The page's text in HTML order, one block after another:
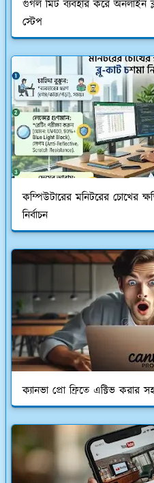
গুগল মিট ব্যবহার করে অনলাইন
স্টেপ
কম্পিউটারের মনিটরের চোখের
নির্বাচন
ক্যানভা প্রো ফ্রিতে এক্টিভ করার